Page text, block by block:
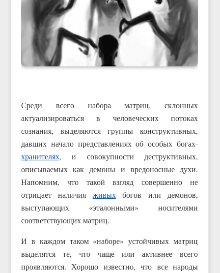
Среди всего набора матриц, склонных
актуализироваться в человеческих потоках
сознания, выделяются группы конструктивных,
давших начало представлениях об особых богах-
хранителях, и совокупности деструктивных,
описываемых как демоны и вредоносные духи.
Напомним, что такой взгляд совершенно не
отрицает наличия живыхбогов или демонов,
выступающих «эталонными» носителями
соответствующих матриц.
И в каждом таком «наборе» устойчивых матриц
выделятся те, что чаще или активнее всего
проявляются. Хорошо известно, что все народы